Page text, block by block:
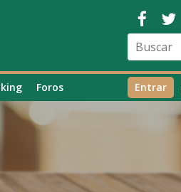
Foros Entrar